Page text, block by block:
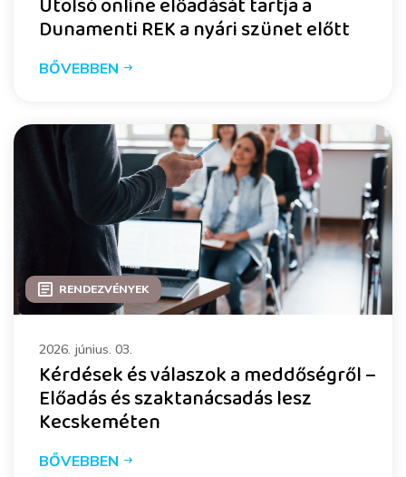
Dunamenti REK a nyári szünet előtt
BŐVEBBEN
RENDEZVÉNYEK
2026. június. 03.
Kérdések és válaszok a meddőségről –
Előadás és szaktanácsadás lesz
Kecskeméten
BŐVEBBEN